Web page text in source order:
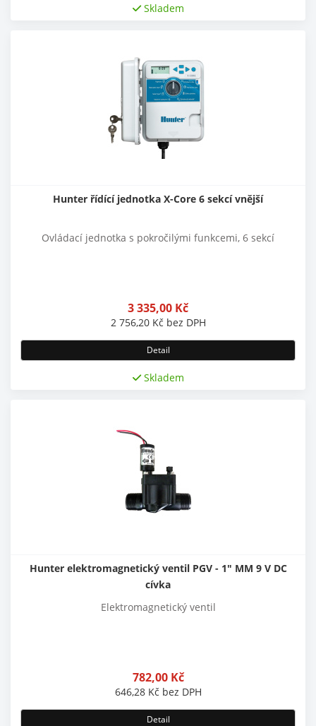
Skladem
Hunter řídící jednotka X-Core 6 sekcí vnější
Ovládací jednotka s pokročilými funkcemi, 6 sekcí
3 335,00 Kč
2 756,20 Kč bez DPH
Detail
Skladem
Hunter elektromagnetický ventil PGV - 1" MM 9 V DC
cívka
Elektromagnetický ventil
782,00 Kč
646,28 Kč bez DPH
Detail